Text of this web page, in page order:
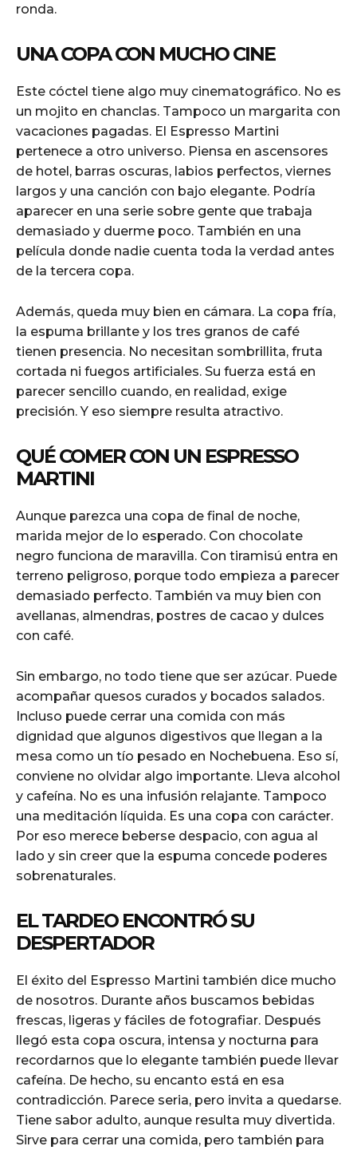
ronda.
UNA COPA CON MUCHO CINE
Este cóctel tiene algo muy cinematográfico. No es
un mojito en chanclas. Tampoco un margarita con
vacaciones pagadas. El Espresso Martini
pertenece a otro universo. Piensa en ascensores
de hotel, barras oscuras, labios perfectos, viernes
largos y una canción con bajo elegante. Podría
aparecer en una serie sobre gente que trabaja
demasiado y duerme poco. También en una
película donde nadie cuenta toda la verdad antes
de la tercera copa.
Además, queda muy bien en cámara. La copa fría,
la espuma brillante y los tres granos de café
tienen presencia. No necesitan sombrillita, fruta
cortada ni fuegos artificiales. Su fuerza está en
parecer sencillo cuando, en realidad, exige
precisión. Y eso siempre resulta atractivo.
QUÉ COMER CON UN ESPRESSO
MARTINI
Aunque parezca una copa de final de noche,
marida mejor de lo esperado. Con chocolate
negro funciona de maravilla. Con tiramisú entra en
terreno peligroso, porque todo empieza a parecer
demasiado perfecto. También va muy bien con
avellanas, almendras, postres de cacao y dulces
con café.
Sin embargo, no todo tiene que ser azúcar. Puede
acompañar quesos curados y bocados salados.
Incluso puede cerrar una comida con más
dignidad que algunos digestivos que llegan a la
mesa como un tío pesado en Nochebuena. Eso sí,
conviene no olvidar algo importante. Lleva alcohol
y cafeína. No es una infusión relajante. Tampoco
una meditación líquida. Es una copa con carácter.
Por eso merece beberse despacio, con agua al
lado y sin creer que la espuma concede poderes
sobrenaturales.
EL TARDEO ENCONTRÓ SU
DESPERTADOR
El éxito del Espresso Martini también dice mucho
de nosotros. Durante años buscamos bebidas
frescas, ligeras y fáciles de fotografiar. Después
llegó esta copa oscura, intensa y nocturna para
recordarnos que lo elegante también puede llevar
cafeína. De hecho, su encanto está en esa
contradicción. Parece seria, pero invita a quedarse.
Tiene sabor adulto, aunque resulta muy divertida.
Sirve para cerrar una comida, pero también para